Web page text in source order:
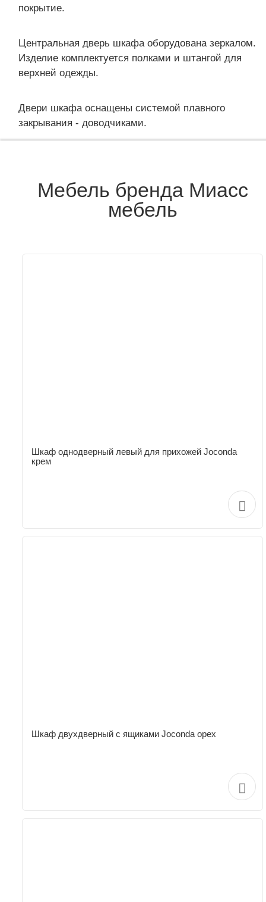
покрытие.
Центральная дверь шкафа оборудована зеркалом.
Изделие комплектуется полками и штангой для
верхней одежды.
Двери шкафа оснащены системой плавного
закрывания - доводчиками.
Мебель бренда Миасс
мебель
Шкаф однодверный левый для прихожей Joconda
крем
Шкаф двухдверный c ящиками Joconda орех